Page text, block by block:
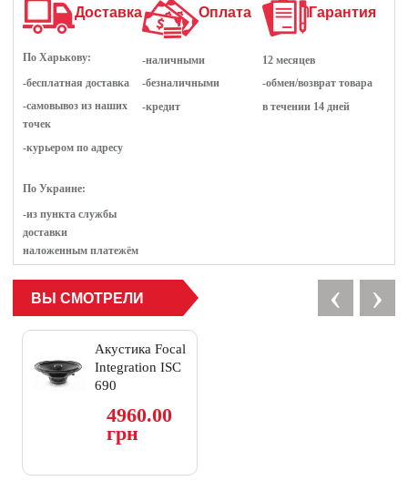
Доставка
По Харькову:
-бесплатная доставка
-самовывоз из наших
точек
-курьером по адресу
По Украине:
-из пункта службы
доставки
наложенным платежём
Оплата
-наличными
-безналичными
-кредит
Гарантия
12 месяцев
-обмен/возврат товара
в течении 14 дней
ВЫ СМОТРЕЛИ ‹ ›
Акустика Focal
Integration ISC
690
4960.00
грн